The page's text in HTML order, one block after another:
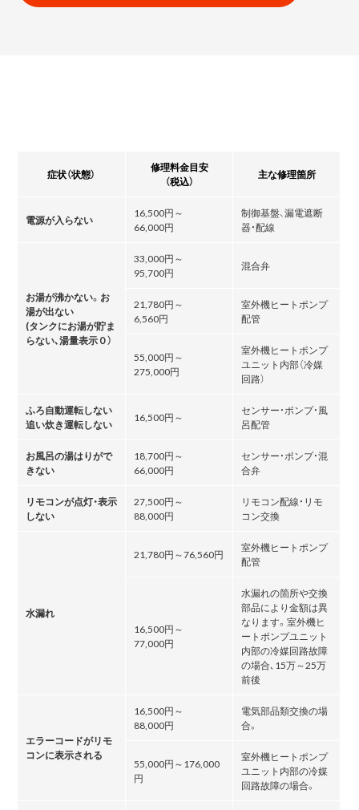
症状（状態）
修理料金目安
（税込）
主な修理箇所
電源が入らない
16,500円～
66,000円
制御基盤、漏電遮断
器・配線
お湯が沸かない。お
湯が出ない
(タンクにお湯が貯ま
らない､湯量表示０）
33,000円～
95,700円
混合弁
21,780円～
6,560円
室外機ヒートポンプ
配管
55,000円～
275,000円
室外機ヒートポンプ
ユニット内部（冷媒
回路）
ふろ自動運転しない
追い炊き運転しない
16,500円～
センサー・ポンプ・風
呂配管
お風呂の湯はりがで
きない
18,700円～
66,000円
センサー・ポンプ・混
合弁
リモコンが点灯・表示
しない
27,500円～
88,000円
リモコン配線・リモ
コン交換
水漏れ
21,780円～76,560円
室外機ヒートポンプ
配管
16,500円～
77,000円
水漏れの箇所や交換
部品により金額は異
なります。室外機ヒ
ートポンプユニット
内部の冷媒回路故障
の場合､15万～25万
前後
エラーコードがリモ
コンに表示される
16,500円～
88,000円
電気部品類交換の場
合。
55,000円～176,000
円
室外機ヒートポンプ
ユニット内部の冷媒
回路故障の場合。